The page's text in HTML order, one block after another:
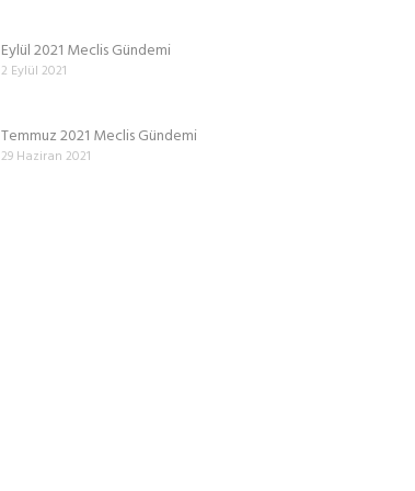
Eylül 2021 Meclis Gündemi
2 Eylül 2021
Temmuz 2021 Meclis Gündemi
29 Haziran 2021